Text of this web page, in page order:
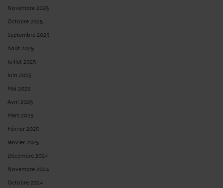
Novembre 2025
Octobre 2025
Septembre 2025
Août 2025
Juillet 2025
Juin 2025
Mai 2025
Avril 2025
Mars 2025
Février 2025
Janvier 2025
Décembre 2024
Novembre 2024
Octobre 2024